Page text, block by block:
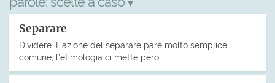
▾
Separare
Dividere. L’azione del separare pare molto semplice,
comune; l’etimologia ci mette però…